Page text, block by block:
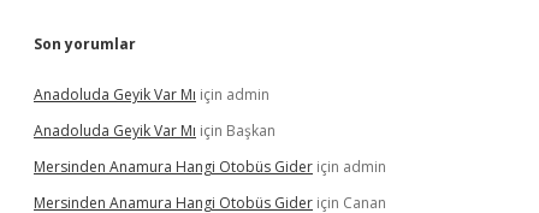
Son yorumlar
Anadoluda Geyik Var Mı için admin
Anadoluda Geyik Var Mı için Başkan
Mersinden Anamura Hangi Otobüs Gider için admin
Mersinden Anamura Hangi Otobüs Gider için Canan